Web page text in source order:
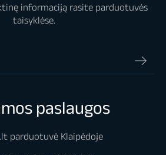
informaciją rasite parduotuvės
taisyklėse.
paslaugos
parduotuvė Klaipėdoje